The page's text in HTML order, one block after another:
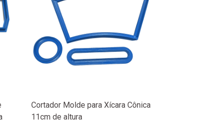
Cortador Molde para Xícara Cônica
11cm de altura